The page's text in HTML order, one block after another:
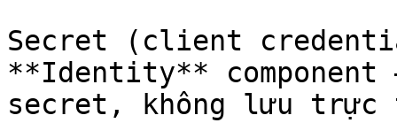
Secret (client
**Identity** component
secret, không lưu